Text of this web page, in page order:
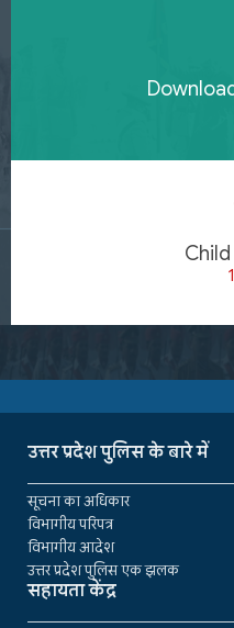
उत्तर प्रदेश पुलिस के बारे में
सूचना का अधिकार
विभागीय परिपत्र
विभागीय आदेश
उत्तर प्रदेश पुलिस एक झलक
सहायता केंद्र